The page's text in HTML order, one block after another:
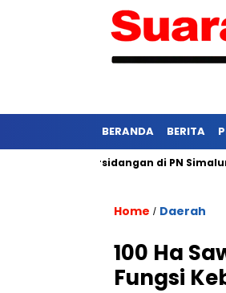
BERANDA BERITA
Persidangan di PN Simalungun,
Home / Daerah
100 Ha
Fungsi